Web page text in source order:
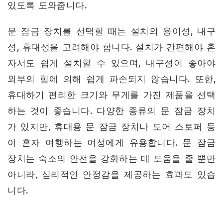
있도록 도와줍니다.
문 잠금 장치를 선택할 때는 설치의 용이성, 내구
성, 휴대성을 고려해야 합니다. 설치가 간편해야 혼
자서도 쉽게 설치할 수 있으며, 내구성이 좋아야
외부의 힘에 의해 쉽게 파손되지 않습니다. 또한,
휴대하기 편리한 크기와 무게를 가진 제품을 선택
하는 것이 좋습니다. 다양한 종류의 문 잠금 장치
가 있지만, 휴대용 문 잠금 장치나 도어 스토퍼 등
이 혼자 여행하는 여성에게 유용합니다. 문 잠금
장치는 숙소의 안전을 강화하는 데 도움을 줄 뿐만
아니라, 심리적인 안정감을 제공하는 효과도 있습
니다.